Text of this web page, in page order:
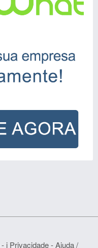
- i Privacidade-Ajuda /